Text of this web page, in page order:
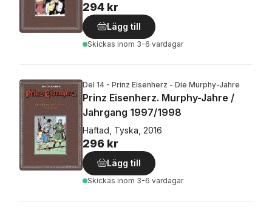
294 kr
Lägg till
Skickas inom 3-6 vardagar
Del 14 - Prinz Eisenherz - Die Murphy-Jahre
Prinz Eisenherz. Murphy-Jahre /
Jahrgang 1997/1998
Häftad, Tyska, 2016
296 kr
Lägg till
Skickas inom 3-6 vardagar